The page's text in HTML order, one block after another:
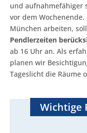
und aufnahmefähiger
vor dem
München arbeiten,
Pendlerzeiten
ab 16 Uhr an. Als
planen wir
Tageslicht die Räume
Wichtige